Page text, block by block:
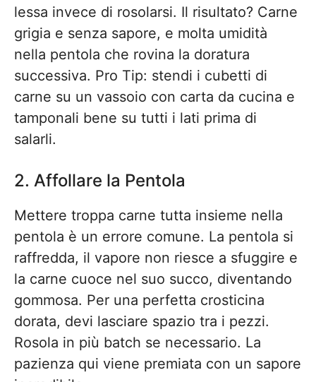
lessa invece di rosolarsi. Il risultato? Carne
grigia e senza sapore, e molta umidità
nella pentola che rovina la doratura
successiva. Pro Tip: stendi i cubetti di
carne su un vassoio con carta da cucina e
tamponali bene su tutti i lati prima di
salarli.
2. Affollare la Pentola
Mettere troppa carne tutta insieme nella
pentola è un errore comune. La pentola si
raffredda, il vapore non riesce a sfuggire e
la carne cuoce nel suo succo, diventando
gommosa. Per una perfetta crosticina
dorata, devi lasciare spazio tra i pezzi.
Rosola in più batch se necessario. La
pazienza qui viene premiata con un sapore